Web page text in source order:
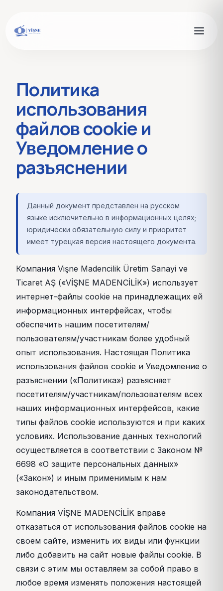
Политика
использования
файлов cookie и
Уведомление о
разъяснении
Данный документ представлен на русском
языке исключительно в информационных целях;
юридически обязательную силу и приоритет
имеет турецкая версия настоящего документа.
Компания Vişne Madencilik Üretim Sanayi ve
Ticaret AŞ («VİŞNE MADENCİLİK») использует
интернет-файлы cookie на принадлежащих ей
информационных интерфейсах, чтобы
обеспечить нашим посетителям/
пользователям/участникам более удобный
опыт использования. Настоящая Политика
использования файлов cookie и Уведомление о
разъяснении («Политика») разъясняет
посетителям/участникам/пользователям всех
наших информационных интерфейсов, какие
типы файлов cookie используются и при каких
условиях. Использование данных технологий
осуществляется в соответствии с Законом №
6698 «О защите персональных данных»
(«Закон») и иным применимым к нам
законодательством.
Компания VİŞNE MADENCİLİK вправе
отказаться от использования файлов cookie на
своем сайте, изменить их виды или функции
либо добавить на сайт новые файлы cookie. В
связи с этим мы оставляем за собой право в
любое время изменять положения настоящей